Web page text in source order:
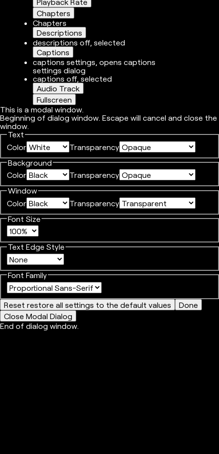
Chapters
Chapters
Descriptions
descriptions off, selected
Captions
captions settings, opens captions
settings dialog
captions off, selected
Audio Track
Fullscreen
This is a modal window.
Beginning of dialog window. Escape will cancel and close the
window.
Text
Color
Transparency
Background
Color
Transparency
Window
Color
Transparency
Font Size
Text Edge Style
Font Family
Reset restore all settings to the default values
Done
Close Modal Dialog
End of dialog window.